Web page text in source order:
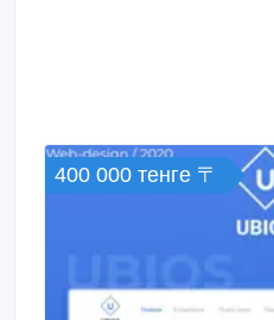
400 000 тенге 〒